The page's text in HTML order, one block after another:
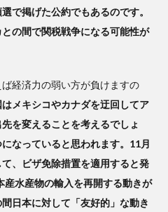
で掲げた公約でもあるのです。
の間で関税戦争になる可能性が
経済力の弱い方が負けますの
メキシコやカナダを迂回してア
を変えることを考えるでしょ
なっていると思われます。11月
、ビザ免除措置を適用すると発
水産物の輸入を再開する動きが
日本に対して「友好的」な動き